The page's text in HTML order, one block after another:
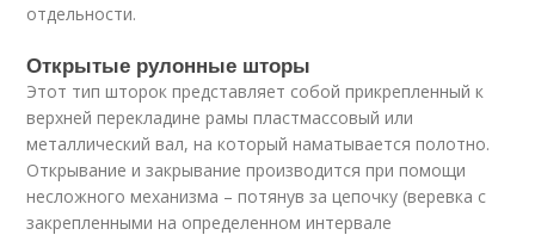
отдельности.
Открытые рулонные шторы
Этот тип шторок представляет собой прикрепленный к
верхней перекладине рамы пластмассовый или
металлический вал, на который наматывается полотно.
Открывание и закрывание производится при помощи
несложного механизма – потянув за цепочку (веревка с
закрепленными на определенном интервале